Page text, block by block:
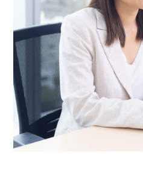
HOME
ビジョン
MESSAGE